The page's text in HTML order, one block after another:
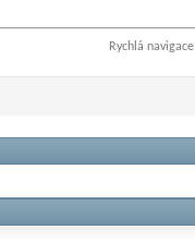
Rychlá navigace